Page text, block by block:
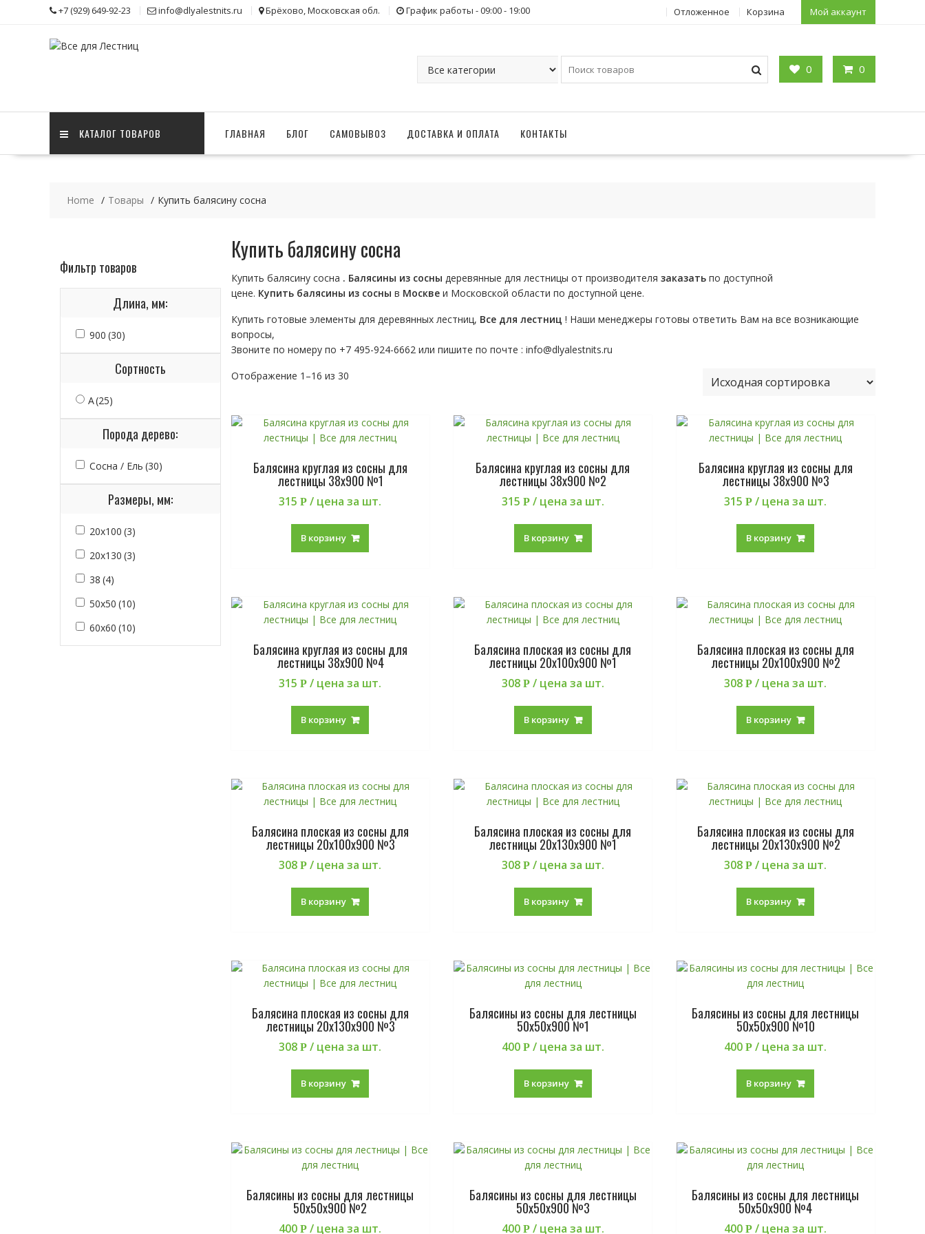
+7 (929) 649-92-23 info@dlyalestnits.ru Брёхово, Московская обл. График работы - 09:00 - 19:00 Отложенное Корзина Мой аккаунт
0 0
КАТАЛОГ ТОВАРОВ ГЛАВНАЯ БЛОГ САМОВЫВОЗ ДОСТАВКА И ОПЛАТА КОНТАКТЫ
Home Товары Купить балясину сосна
Купить балясину сосна
Купить балясину сосна . Балясины из сосны деревянные для лестницы от производителя заказать по доступной
цене. Купить балясины из сосны в Москве и Московской области по доступной цене.
Купить готовые элементы для деревянных лестниц, Все для лестниц ! Наши менеджеры готовы ответить Вам на все возникающие
вопросы,
Звоните по номеру по +7 495-924-6662 или пишите по почте : info@dlyalestnits.ru
Отображение 1–16 из 30
Балясина круглая из сосны для
лестницы 38х900 №1
315Р / цена за шт.
В корзину
Балясина круглая из сосны для
лестницы 38х900 №2
315 Р / цена за шт.
В корзину
Балясина круглая из сосны для
лестницы 38х900 №3
315Р / цена за шт.
В корзину
Балясина круглая из сосны для
лестницы 38х900 №4
315Р / цена за шт.
В корзину
Балясина плоская из сосны для
лестницы 20х100х900 №1
308 Р / цена за шт.
В корзину
Балясина плоская из сосны для
лестницы 20х100х900 №2
308Р / цена за шт.
В корзину
Балясина плоская из сосны для
лестницы 20х100х900 №3
308Р / цена за шт.
В корзину
Балясина плоская из сосны для
лестницы 20х130х900 №1
308 Р / цена за шт.
В корзину
Балясина плоская из сосны для
лестницы 20х130х900 №2
308Р / цена за шт.
В корзину
Балясина плоская из сосны для
лестницы 20х130х900 №3
308Р / цена за шт.
В корзину
Балясины из сосны для лестницы
50х50х900 №1
400 Р / цена за шт.
В корзину
Балясины из сосны для лестницы
50х50х900 №10
400Р / цена за шт.
В корзину
Балясины из сосны для лестницы
50х50х900 №2
400Р / цена за шт.
Балясины из сосны для лестницы
50х50х900 №3
400 Р / цена за шт.
Балясины из сосны для лестницы
50х50х900 №4
400Р / цена за шт.
Фильтр товаров
Длина, мм:
900 (30)
Сортность
А(25)
Порода дерево:
Сосна / Ель (30)
Размеры, мм:
20х100 (3)
20х130 (3)
38 (4)
50х50 (10)
60х60 (10)